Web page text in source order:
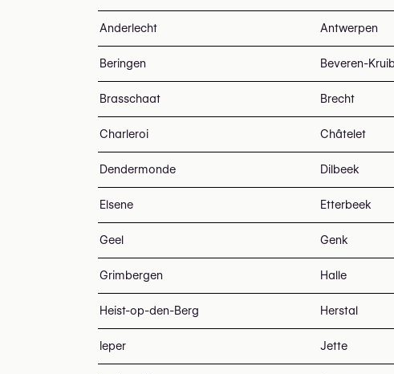
Anderlecht Antwerpen
Beringen Beveren-
Brasschaat Brecht
Charleroi Châtelet
Dendermonde Dilbeek
Elsene Etterbeek
Geel Genk
Grimbergen Halle
Heist-op-den-Berg Herstal
Ieper Jette